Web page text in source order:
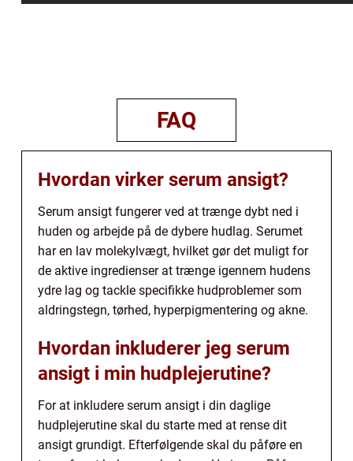
FAQ
Hvordan virker serum ansigt?
Serum ansigt fungerer ved at trænge dybt ned i
huden og arbejde på de dybere hudlag. Serumet
har en lav molekylvægt, hvilket gør det muligt for
de aktive ingredienser at trænge igennem hudens
ydre lag og tackle specifikke hudproblemer som
aldringstegn, tørhed, hyperpigmentering og akne.
Hvordan inkluderer jeg serum
ansigt i min hudplejerutine?
For at inkludere serum ansigt i din daglige
hudplejerutine skal du starte med at rense dit
ansigt grundigt. Efterfølgende skal du påføre en